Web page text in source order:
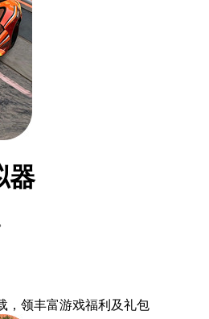
器
，领丰富游戏福利 及礼包